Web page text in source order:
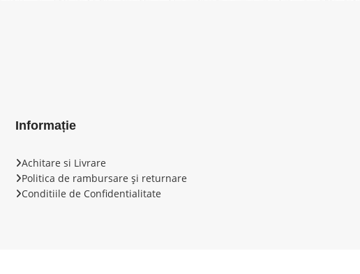
Informație
Achitare si Livrare
Politica de rambursare și returnare
Conditiile de Confidentialitate